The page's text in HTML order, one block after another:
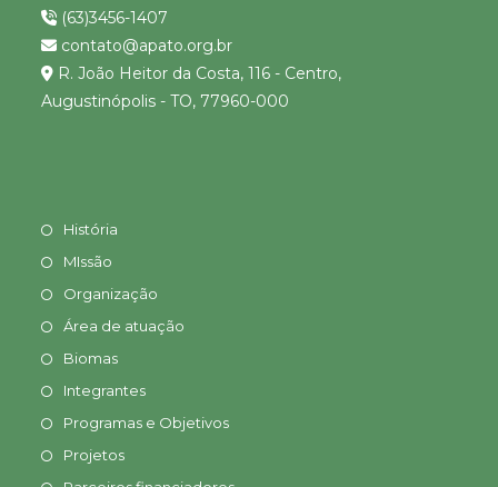
(63)3456-1407
contato@apato.org.br
R. João Heitor da Costa, 116 - Centro,
Augustinópolis - TO, 77960-000
História
MIssão
Organização
Área de atuação
Biomas
Integrantes
Programas e Objetivos
Projetos